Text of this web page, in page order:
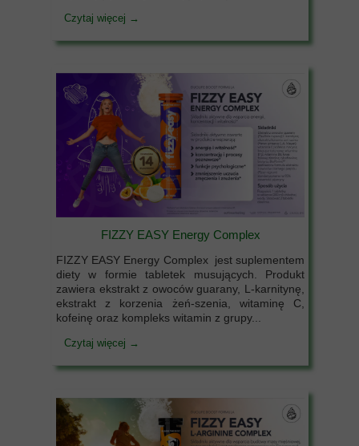
Czytaj więcej →
FIZZY EASY Energy Complex
FIZZY EASY Energy Complex jest suplementem
diety w formie tabletek musujących. Produkt
zawiera ekstrakt z owoców guarany, L-karnitynę,
ekstrakt z korzenia żeń-szenia, witaminę C,
kofeinę oraz kompleks witamin z grupy...
Czytaj więcej →